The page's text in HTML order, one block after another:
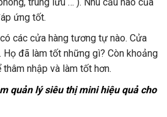
ứng tốt.
các cửa hàng tương tự nào. Cửa
Họ đã làm tốt những gì? Còn khoảng
nhập và làm tốt hơn.
quản lý siêu thị mini hiệu quả cho